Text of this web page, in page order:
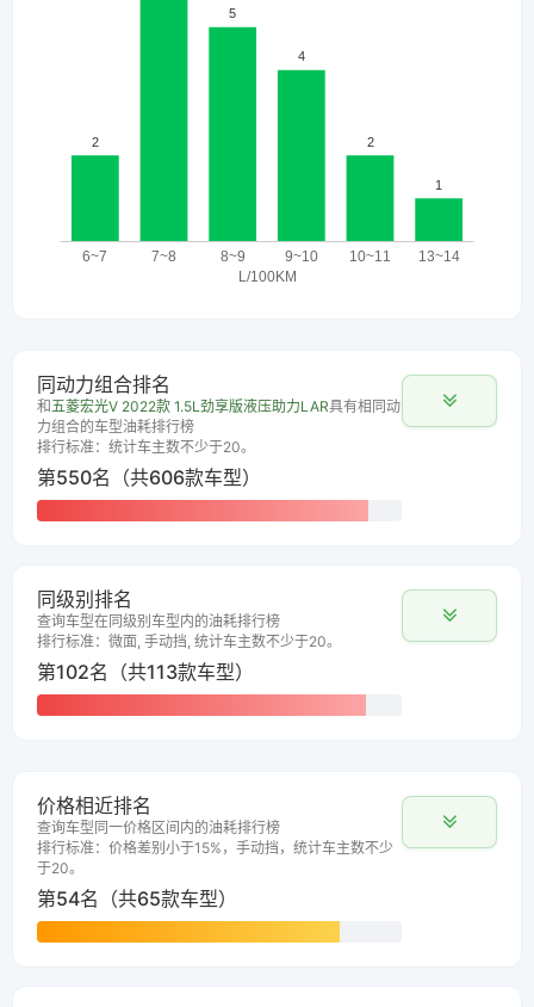
同动力组合排名
和五菱宏光V 2022款 1.5L劲享版液压助力LAR具有相同动
力组合的车型油耗排行榜
排行标准：统计车主数不少于20。
第550名（共606款车型）
同级别排名
查询车型在同级别车型内的油耗排行榜
排行标准：微面, 手动挡, 统计车主数不少于20。
第102名（共113款车型）
价格相近排名
查询车型同一价格区间内的油耗排行榜
排行标准：价格差别小于15%，手动挡，统计车主数不少
于20。
第54名（共65款车型）